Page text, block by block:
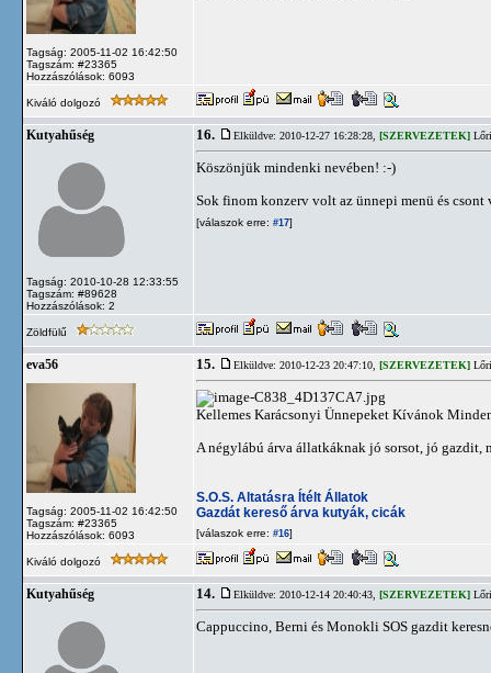
Tagság: 2005-11-02 16:42:50
Tagszám: #23365
Hozzászólások: 6093
Kiváló dolgozó
Kutyahűség
Tagság: 2010-10-28 12:33:55
Tagszám: #89628
Hozzászólások: 2
16. Elküldve: 2010-12-27 16:28:28, [SZERVEZETEK]
Köszönjük mindenki nevében! :-)
Sok finom konzerv volt az ünnepi menü és csont
[válaszok erre: #17]
Zöldfülű
eva56
Tagság: 2005-11-02 16:42:50
Tagszám: #23365
Hozzászólások: 6093
15. Elküldve: 2010-12-23 20:47:10, [SZERVEZETEK]
Kellemes Karácsonyi Ünnepeket Kívánok
A négylábú árva állatkáknak jó sorsot, jó
S.O.S. Altatásra Ítélt Állatok
Gazdát kereső árva kutyák, cicák
[válaszok erre: #16]
Kiváló dolgozó
Kutyahűség 14. Elküldve: 2010-12-14 20:40:43, [SZERVEZETEK]
Cappuccino, Berni és Monokli SOS gazdit